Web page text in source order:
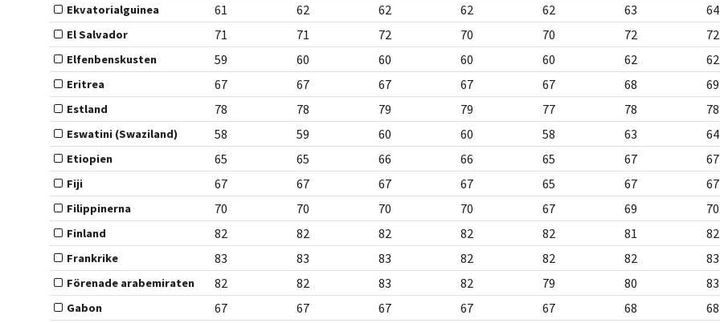
Ekvatorialguinea 61 62 62 62 62 63 64
El Salvador 71 71 72 70 70 72 72
Elfenbenskusten 59 60 60 60 60 62 62
Eritrea 67 67 67 67 67 68 69
Estland 78 78 79 79 77 78 78
Eswatini (Swaziland) 58 59 60 60 58 63 64
Etiopien 65 65 66 66 65 67 67
Fiji 67 67 67 67 65 67 67
Filippinerna 70 70 70 70 67 69 70
Finland 82 82 82 82 82 81 82
Frankrike 83 83 83 82 82 82 83
Förenade arabemiraten 82 82 83 82 79 80 83
Gabon 67 67 67 67 67 68 68